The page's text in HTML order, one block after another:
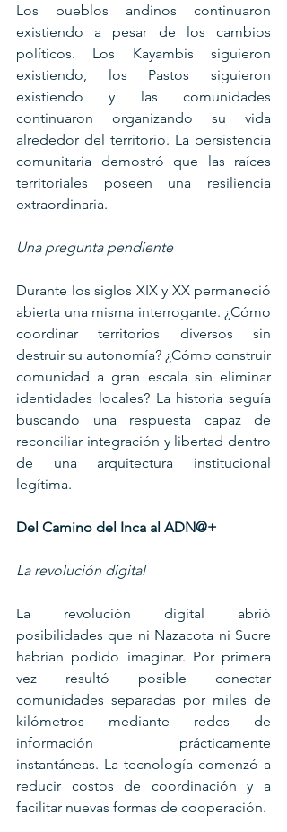
Los pueblos andinos continuaron
existiendo a pesar de los cambios
políticos. Los Kayambis siguieron
existiendo, los Pastos siguieron
existiendo y las comunidades
continuaron organizando su vida
alrededor del territorio. La persistencia
comunitaria demostró que las raíces
territoriales poseen una resiliencia
extraordinaria.
Una pregunta pendiente
Durante los siglos XIX y XX permaneció
abierta una misma interrogante. ¿Cómo
coordinar territorios diversos sin
destruir su autonomía? ¿Cómo construir
comunidad a gran escala sin eliminar
identidades locales? La historia seguía
buscando una respuesta capaz de
reconciliar integración y libertad dentro
de una arquitectura institucional
legítima.
Del Camino del Inca al ADN@+
La revolución digital
La revolución digital abrió
posibilidades que ni Nazacota ni Sucre
habrían podido imaginar. Por primera
vez resultó posible conectar
comunidades separadas por miles de
kilómetros mediante redes de
información prácticamente
instantáneas. La tecnología comenzó a
reducir costos de coordinación y a
facilitar nuevas formas de cooperación.